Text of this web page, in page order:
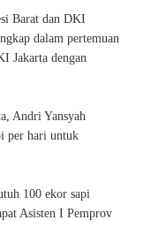
Barat dan DKI
dalam pertemuan
Jakarta dengan
Andri Yansyah
per hari untuk
100 ekor sapi
Asisten I Pemprov